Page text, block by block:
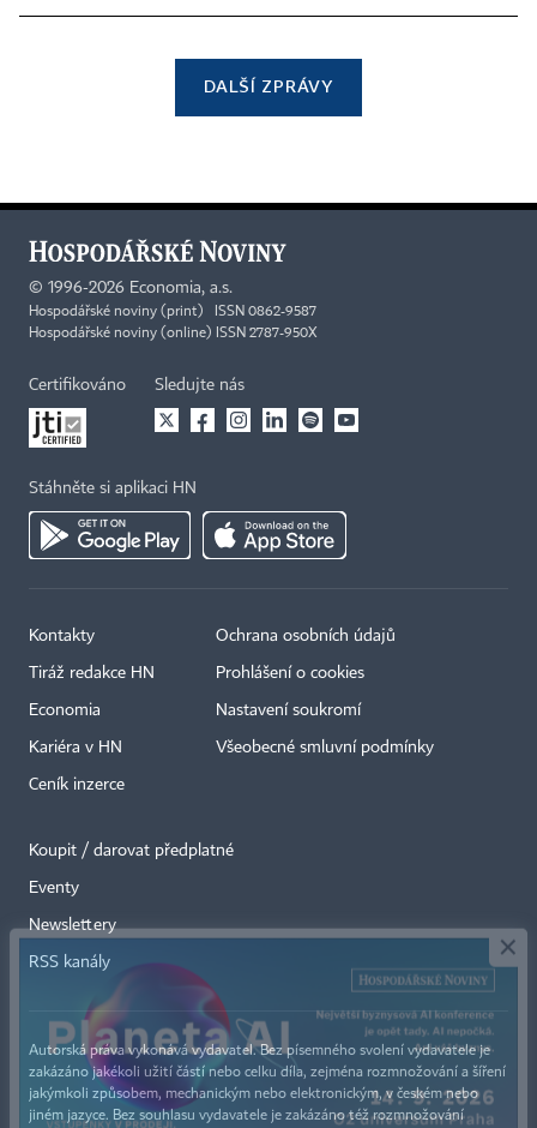
DALŠÍ ZPRÁVY
© 1996-2026 Economia, a.s.
Hospodářské noviny (print) ISSN 0862-9587
Hospodářské noviny (online) ISSN 2787-950X
Certifikováno Sledujte nás
Stáhněte si aplikaci HN
Kontakty
Tiráž redakce HN
Economia
Kariéra v HN
Ceník inzerce
Ochrana osobních údajů
Prohlášení o cookies
Nastavení soukromí
Všeobecné smluvní podmínky
Koupit / darovat předplatné
Eventy
Newslettery
RSS kanály
Autorská práva vykonává vydavatel. Bez písemného svolení vydavatele je
zakázáno jakékoli užití částí nebo celku díla, zejména rozmnožování a šíření
jakýmkoli způsobem, mechanickým nebo elektronickým, v českém nebo
jiném jazyce. Bez souhlasu vydavatele je zakázáno též rozmnožování